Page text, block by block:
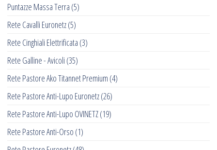
Puntazze Massa Terra (5)
Rete Cavalli Euronetz(5)
Rete Cinghiali Elettrificata (3)
Rete Galline - Avicoli (35)
Rete Pastore Ako Titannet Premium (4)
Rete Pastore Anti-Lupo Euronetz(26)
Rete Pastore Anti-Lupo OVINETZ(19)
Rete Pastore Anti-Orso (1)